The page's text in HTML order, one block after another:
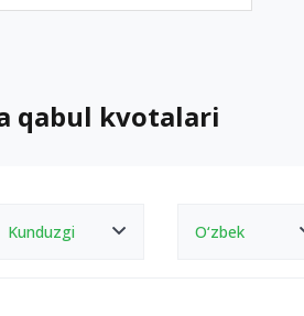
qabul kvotalari
Kunduzgi O‘zbek